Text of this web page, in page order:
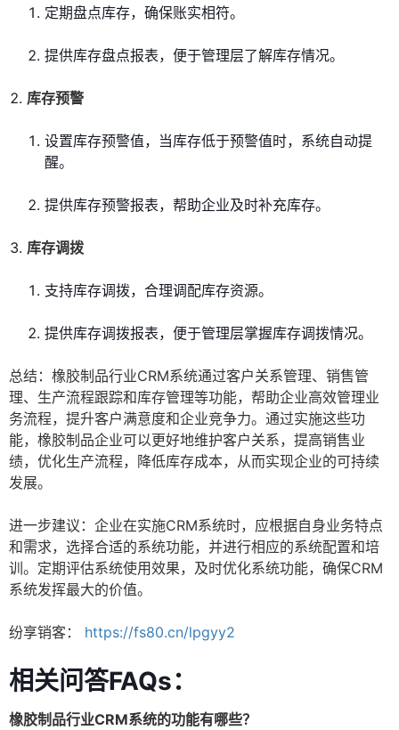
定期盘点库存，确保账实相符。
提供库存盘点报表，便于管理层了解库存情况。
库存预警
设置库存预警值，当库存低于预警值时，系统自动提
醒。
提供库存预警报表，帮助企业及时补充库存。
库存调拨
支持库存调拨，合理调配库存资源。
提供库存调拨报表，便于管理层掌握库存调拨情况。
总结：橡胶制品行业CRM系统通过客户关系管理、销售管
理、生产流程跟踪和库存管理等功能，帮助企业高效管理业
务流程，提升客户满意度和企业竞争力。通过实施这些功
能，橡胶制品企业可以更好地维护客户关系，提高销售业
绩，优化生产流程，降低库存成本，从而实现企业的可持续
发展。
进一步建议：企业在实施CRM系统时，应根据自身业务特点
和需求，选择合适的系统功能，并进行相应的系统配置和培
训。定期评估系统使用效果，及时优化系统功能，确保CRM
系统发挥最大的价值。
纷享销客： https://fs80.cn/lpgyy2
相关问答FAQs：
橡胶制品行业CRM系统的功能有哪些？